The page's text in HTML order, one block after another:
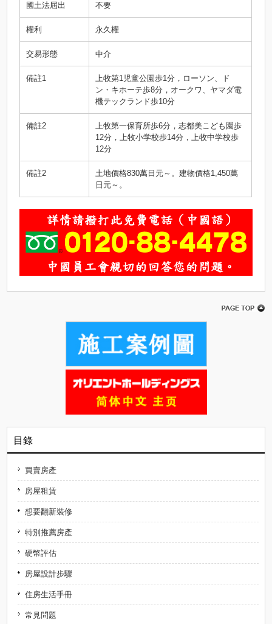
國土法屆出 不要
權利 永久權
交易形態 中介
備註1
上牧第1児童公園歩1分，ローソン、ド
ン・キホーテ歩8分，オークワ、ヤマダ電
機テックランド歩10分
備註2
上牧第一保育所歩6分，志都美こども園歩
12分，上牧小学校歩14分，上牧中学校歩
12分
備註2
土地價格830萬日元～。建物價格1,450萬
日元～。
目錄
買賣房產
房屋租賃
想要翻新裝修
特別推薦房產
硬幣評估
房屋設計步驟
住房生活手冊
常見問題